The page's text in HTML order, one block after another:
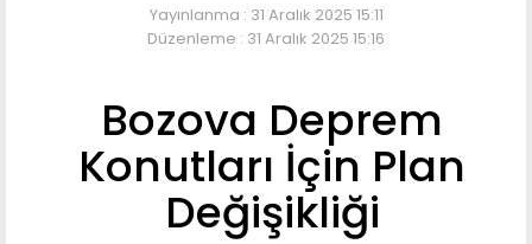
Yayınlanma : 31 Aralık 2025 15:11
Düzenleme : 31 Aralık 2025 15:16
Bozova Deprem
Konutları İçin Plan
Değişikliği